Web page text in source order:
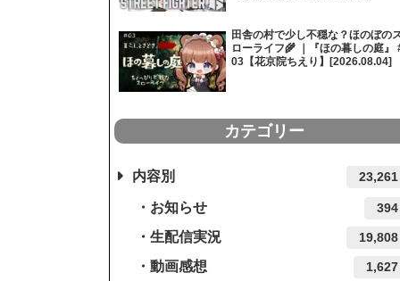
田舎の村で少し不穏な？ほのぼの
ローライフ🌾 ｜『ほの暮しの庭』
03【花京院ちえり】[2026.08.04]
カテゴリー
内容別 23,261
お知らせ 394
生配信実況 19,808
動画感想 1,627